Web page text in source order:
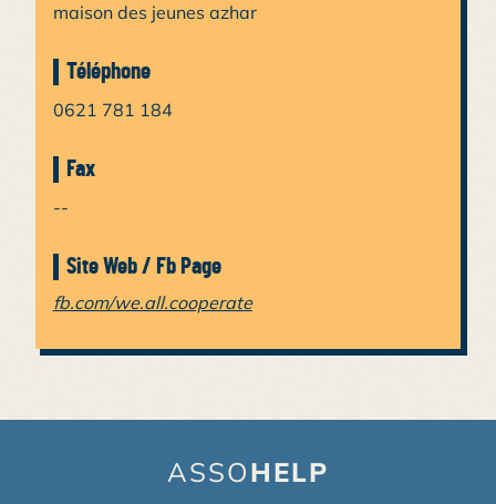
maison des jeunes azhar
Téléphone
0621 781 184
Fax
--
Site Web / Fb Page
fb.com/we.all.cooperate
ASSOHELP